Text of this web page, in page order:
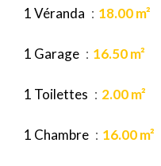
1 Véranda 18.00 m²
1 Garage 16.50 m²
1 Toilettes 2.00 m²
1 Chambre 16.00 m²